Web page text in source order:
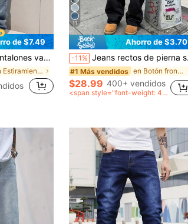
de $7.49
de moda para usar en verano
en Estiramiento Alto Mezclilla para hombre
11
Ahorro de $3.70
-11% Jeans rectos de pierna suelta con lavado vintage azul claro para hombres
#1 Más vendidos en Botón frontal Vaqueros de hombre
$28.99 400+ vendidos
<span style="font-weight: 40